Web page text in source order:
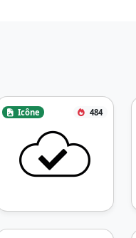
Icône 484